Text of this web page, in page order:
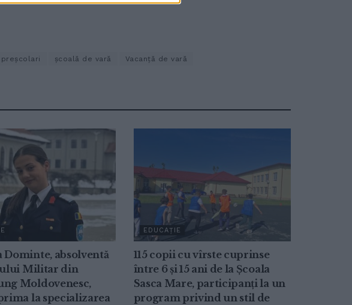
preșcolari școală de vară Vacanță de vară
Dominte, absolventă
Militar din
Moldovenesc,
la specializarea
EDUCAȚIE
115 copii cu vîrste cuprinse
între 6 și 15 ani de la Școala
Sasca Mare, participanți la un
program privind un stil de